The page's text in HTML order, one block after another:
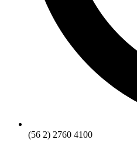
(56 2) 2760 4100